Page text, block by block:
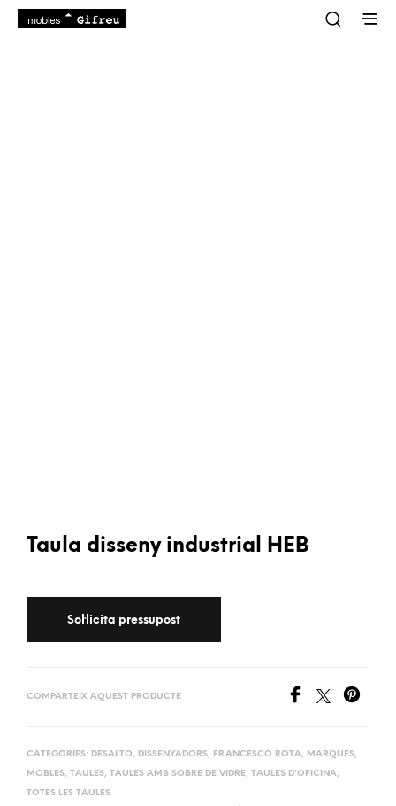
Taula disseny industrial HEB
COMPARTEIX AQUEST PRODUCTE
CATEGORIES: DESALTO, DISSENYADORS, FRANCESCO ROTA, MARQUES,
MOBLES, TAULES, TAULES AMB SOBRE DE VIDRE, TAULES D'OFICINA,
TOTES LES TAULES